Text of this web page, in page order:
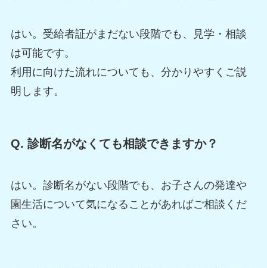
はい。受給者証がまだない段階でも、見学・相談
は可能です。
利用に向けた流れについても、分かりやすくご説
明します。
Q. 診断名がなくても相談できますか？
はい。診断名がない段階でも、お子さんの発達や
園生活について気になることがあればご相談くだ
さい。